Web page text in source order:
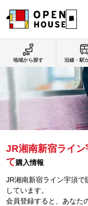
JR湘南新宿ライン
て購入情報
JR湘南新宿ライン宇須
しています。
会員登録すると、あなた
地域から探す 沿線・駅